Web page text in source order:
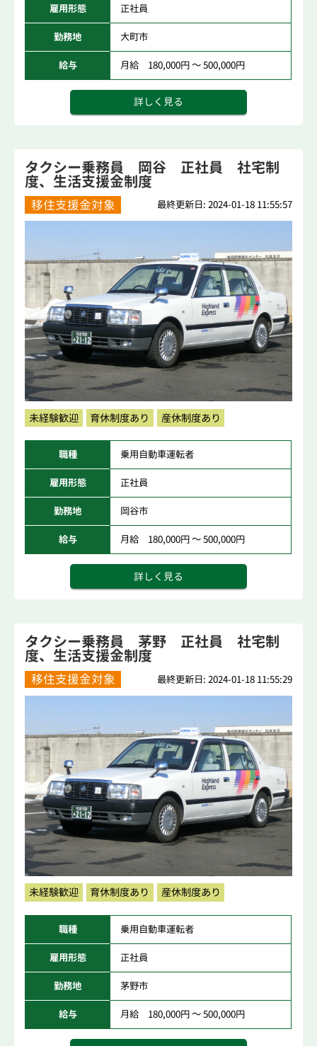
雇用形態 正社員
勤務地 大町市
給与 月給 180,000円 ～ 500,000円
詳しく見る
タクシー乗務員 岡谷 正社員 社宅制
度、生活支援金制度
移住支援金対象 最終更新日: 2024-01-18 11:55:57
未経験歓迎 育休制度あり 産休制度あり
職種 乗用自動車運転者
雇用形態 正社員
勤務地 岡谷市
給与 月給 180,000円 ～ 500,000円
詳しく見る
タクシー乗務員 茅野 正社員 社宅制
度、生活支援金制度
移住支援金対象 最終更新日: 2024-01-18 11:55:29
未経験歓迎 育休制度あり 産休制度あり
職種 乗用自動車運転者
雇用形態 正社員
勤務地 茅野市
給与 月給 180,000円 ～ 500,000円